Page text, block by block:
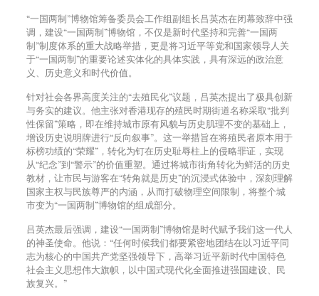
“一国两制”博物馆筹备委员会工作组副组长吕英杰在闭幕致辞中强
调，建设“一国两制”博物馆，不仅是新时代坚持和完善“一国两
制”制度体系的重大战略举措，更是将习近平等党和国家领导人关
于“一国两制”的重要论述实体化的具体实践，具有深远的政治意
义、历史意义和时代价值。
针对社会各界高度关注的“去殖民化”议题，吕英杰提出了极具创新
与务实的建议。他主张对香港现存的殖民时期街道名称采取“批判
性保留”策略，即在维持城市原有风貌与历史肌理不变的基础上，
增设历史说明牌进行“反向叙事”。这一举措旨在将殖民者原本用于
标榜功绩的“荣耀”，转化为钉在历史耻辱柱上的侵略罪证，实现
从“纪念”到“警示”的价值重塑。通过将城市街角转化为鲜活的历史
教材，让市民与游客在“转角就是历史”的沉浸式体验中，深刻理解
国家主权与民族尊严的内涵，从而打破物理空间限制，将整个城
市变为“一国两制”博物馆的组成部分。
吕英杰最后强调，建设“一国两制”博物馆是时代赋予我们这一代人
的神圣使命。他说：“任何时候我们都要紧密地团结在以习近平同
志为核心的中国共产党坚强领导下，高举习近平新时代中国特色
社会主义思想伟大旗帜，以中国式现代化全面推进强国建设、民
族复兴。”